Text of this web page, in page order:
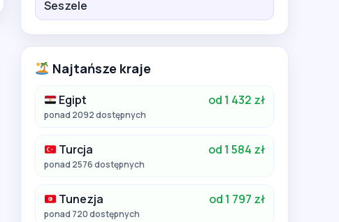
Seszele
Najtańsze kraje
Egipt od 1 432 zł
ponad 2092 dostępnych
Turcja od 1 584 zł
ponad 2576 dostępnych
Tunezja od 1 797 zł
ponad 720 dostępnych